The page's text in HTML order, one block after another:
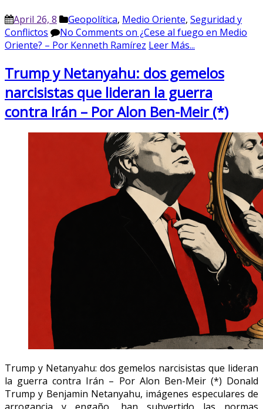
April 26, 8 Geopolítica, Medio Oriente, Seguridad y
Conflictos
No Comments on ¿Cese al fuego en Medio
Oriente? – Por Kenneth Ramírez Leer Más...
Trump y Netanyahu: dos gemelos
narcisistas que lideran la guerra
contra Irán – Por Alon Ben-Meir (*)
Trump y Netanyahu: dos gemelos narcisistas que lideran
la guerra contra Irán – Por Alon Ben-Meir (*) Donald
Trump y Benjamin Netanyahu, imágenes especulares de